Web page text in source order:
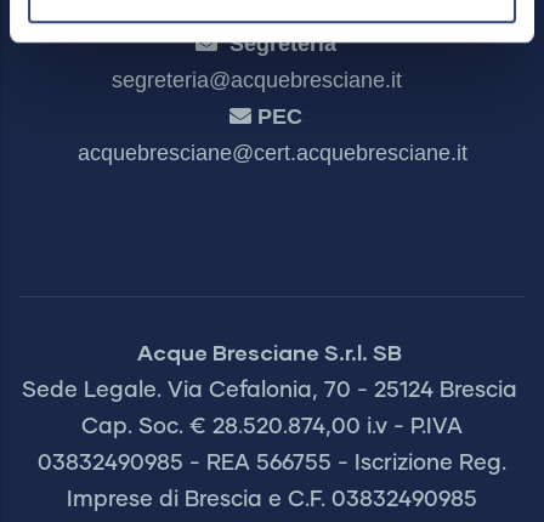
Segreteria
segreteria@acquebresciane.it
PEC
acquebresciane@cert.acquebresciane.it
Acque Bresciane S.r.l. SB
Sede Legale. Via Cefalonia, 70 - 25124 Brescia
Cap. Soc. € 28.520.874,00 i.v - P.IVA
03832490985 - REA 566755 - Iscrizione Reg.
Imprese di Brescia e C.F. 03832490985